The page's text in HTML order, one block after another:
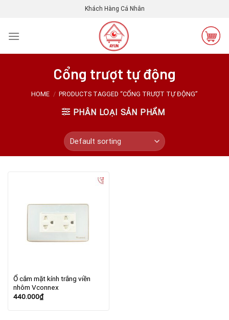
content
Khách Hàng Cá Nhân
Cổng trượt tự động
HOME / PRODUCTS TAGGED “CỔNG TRƯỢT TỰ ĐỘNG”
PHÂN LOẠI SẢN PHẨM
Ổ cắm mặt kính trắng viền
nhôm Vconnex
440.000₫